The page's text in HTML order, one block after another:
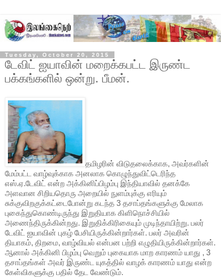
Tuesday, October 20, 2015
டேவிட் ஐயாவின் மறைக்கபட்ட இருண்ட
பக்கங்களில் ஒன்று. பீமன்.
தமிழரின் விடுதலைக்காக, அவர்களின்
மேம்பட்ட வாழ்வுக்காக அனலாக கொழுந்துவிட்டெரிந்த
எஸ்.ஏ.டேவிட் என்ற அக்கினிப்பிழம்பு இந்தியாவில் தனக்கே
அளவான சிறியதொரு அறையில் நுளம்புக்கு எரியும்
சுக்குவிறகுக்கட்டைபோன்று கடந்த 3 தசாப்தங்களுக்கு மேலாக
புகைந்துகொண்டிருந்து இறுதியாக கிளிநொச்சியில்
அணைந்திருக்கின்றது. இறுதிக்கிரிகையும் முடிந்தாயிற்று. பலர்
டேவிட் ஐயாவின் புகழ் பேசியிருக்கின்றார்கள். பலர் அவரின்
தியாகம், திறமை, வாழ்வியல் என்பன பற்றி எழுதியிருக்கின்றார்கள்.
ஆனால் அக்கினி பிழம்பு வெறும் புகையாக மாற காரணம் யாது , 3
தசாப்தங்கள் அவர் இருண்ட யுகத்தில் வாழக் காரணம் யாது என்ற
கேள்விகளுக்கு பதில் தேட வேண்டும்.